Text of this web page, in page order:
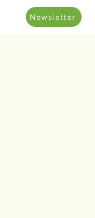
Newsletter